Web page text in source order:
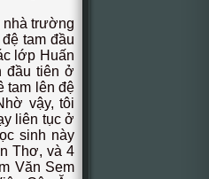
trường
tam đầu
lớp Huấn
đầu tiên ở
tam lên đệ
vậy, tôi
liên tục ở
sinh này
Thơ, và 4
Văn Sem